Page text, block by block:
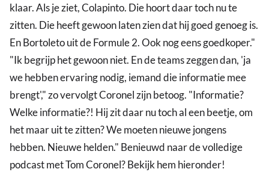
klaar. Als je ziet, Colapinto. Die hoort daar toch nu te
zitten. Die heeft gewoon laten zien dat hij goed genoeg is.
En Bortoleto uit de Formule 2. Ook nog eens goedkoper."
"Ik begrijp het gewoon niet. En de teams zeggen dan, 'ja
we hebben ervaring nodig, iemand die informatie mee
brengt'," zo vervolgt Coronel zijn betoog. "Informatie?
Welke informatie?! Hij zit daar nu toch al een beetje, om
het maar uit te zitten? We moeten nieuwe jongens
hebben. Nieuwe helden." Benieuwd naar de volledige
podcast met Tom Coronel? Bekijk hem hieronder!